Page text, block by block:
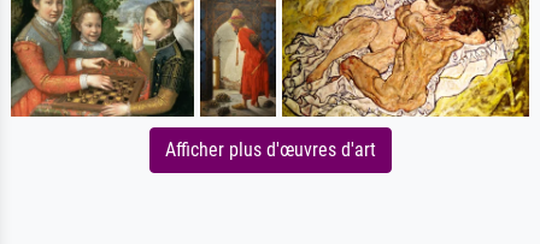
Afficher plus d'œuvres d'art